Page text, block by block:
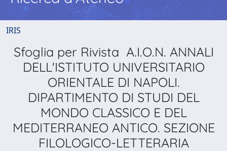
IRIS
Sfoglia per Rivista A.I.O.N. ANNALI
DELL'ISTITUTO UNIVERSITARIO
ORIENTALE DI NAPOLI.
DIPARTIMENTO DI STUDI DEL
MONDO CLASSICO E DEL
MEDITERRANEO ANTICO. SEZIONE
FILOLOGICO-LETTERARIA